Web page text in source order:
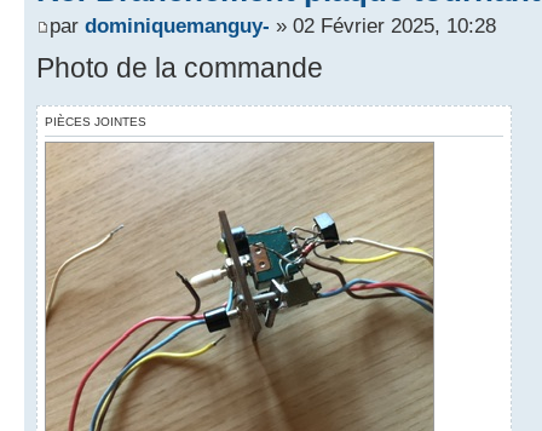
par dominiquemanguy- » 02 Février 2025, 10:28
Photo de la commande
PIÈCES JOINTES